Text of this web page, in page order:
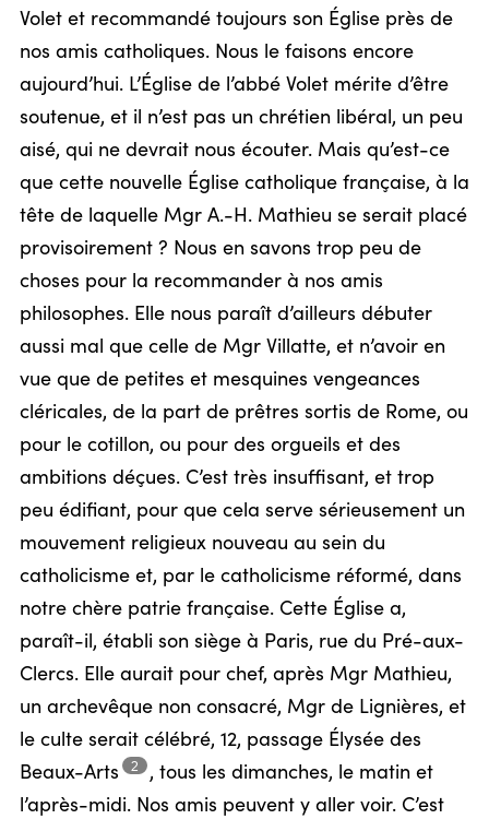
Volet et recommandé toujours son Église près de
nos amis catholiques. Nous le faisons encore
aujourd’hui. L’Église de l’abbé Volet mérite d’être
soutenue, et il n’est pas un chrétien libéral, un peu
aisé, qui ne devrait nous écouter. Mais qu’est-ce
que cette nouvelle Église catholique française, à la
tête de laquelle Mgr A.-H. Mathieu se serait placé
provisoirement ? Nous en savons trop peu de
choses pour la recommander à nos amis
philosophes. Elle nous paraît d’ailleurs débuter
aussi mal que celle de Mgr Villatte, et n’avoir en
vue que de petites et mesquines vengeances
cléricales, de la part de prêtres sortis de Rome, ou
pour le cotillon, ou pour des orgueils et des
ambitions déçues. C’est très insuffisant, et trop
peu édifiant, pour que cela serve sérieusement un
mouvement religieux nouveau au sein du
catholicisme et, par le catholicisme réformé, dans
notre chère patrie française. Cette Église a,
paraît-il, établi son siège à Paris, rue du Pré-aux-
Clercs. Elle aurait pour chef, après Mgr Mathieu,
un archevêque non consacré, Mgr de Lignières, et
le culte serait célébré, 12, passage Élysée des
Beaux-Arts
2 , tous les dimanches, le matin et
l’après-midi. Nos amis peuvent y aller voir. C’est